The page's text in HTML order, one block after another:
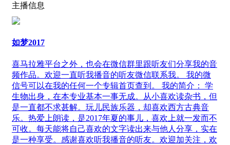
主播信息
如梦2017
喜马拉雅平台之外，也会在微信群里跟听友们分享我的音
频作品。欢迎一直听我播音的听友微信联系我。 我的微
信号可以在我的任何一个专辑首页查到。 我的简介： 学
生物出身，在本专业基本一事无成。从小喜欢读杂书，但
是一直都不求甚解。玩儿民族乐器，却喜欢西方古典音
乐。热爱上朗读，是2017年夏的事儿，喜欢上就一发而不
可收。每天能将自己喜欢的文字读出来与他人分享，实在
是一种享受。感谢喜欢听我播音的听友。欢迎加关注，欢